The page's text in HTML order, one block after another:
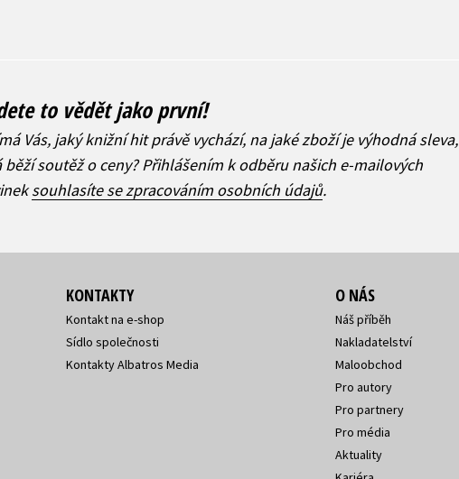
to vědět jako první!
Vás, jaký knižní hit právě vychází, na jaké zboží je výhodná sleva,
běží soutěž o ceny? Přihlášením k odběru našich e-mailových
souhlasíte se zpracováním osobních údajů.
KONTAKTY
Kontakt na e-shop
Sídlo společnosti
Kontakty Albatros Media
O NÁS
Náš příběh
Nakladatelství
Maloobchod
Pro autory
Pro partnery
Pro média
Aktuality